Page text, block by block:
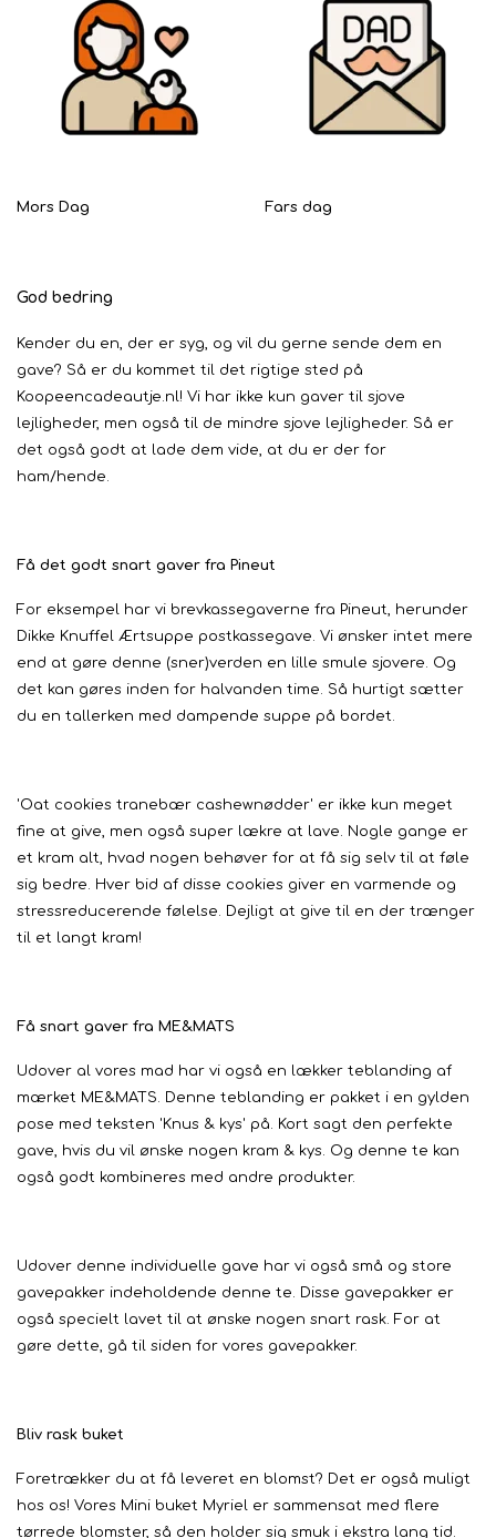
Mors Dag Fars dag
God bedring
Kender du en, der er syg, og vil du gerne sende dem en
gave? Så er du kommet til det rigtige sted på
Koopeencadeautje.nl! Vi har ikke kun gaver til sjove
lejligheder, men også til de mindre sjove lejligheder. Så er
det også godt at lade dem vide, at du er der for
ham/hende.
Få det godt snart gaver fra Pineut
For eksempel har vi brevkassegaverne fra Pineut, herunder
Dikke Knuffel Ærtsuppe postkassegave. Vi ønsker intet mere
end at gøre denne (sner)verden en lille smule sjovere. Og
det kan gøres inden for halvanden time. Så hurtigt sætter
du en tallerken med dampende suppe på bordet.
'Oat cookies tranebær cashewnødder' er ikke kun meget
fine at give, men også super lækre at lave. Nogle gange er
et kram alt, hvad nogen behøver for at få sig selv til at føle
sig bedre. Hver bid af disse cookies giver en varmende og
stressreducerende følelse. Dejligt at give til en der trænger
til et langt kram!
Få snart gaver fra ME&MATS
Udover al vores mad har vi også en lækker teblanding af
mærket ME&MATS. Denne teblanding er pakket i en gylden
pose med teksten 'Knus & kys' på. Kort sagt den perfekte
gave, hvis du vil ønske nogen kram & kys. Og denne te kan
også godt kombineres med andre produkter.
Udover denne individuelle gave har vi også små og store
gavepakker indeholdende denne te. Disse gavepakker er
også specielt lavet til at ønske nogen snart rask. For at
gøre dette, gå til siden for vores gavepakker.
Bliv rask buket
Foretrækker du at få leveret en blomst? Det er også muligt
hos os! Vores Mini buket Myriel er sammensat med flere
tørrede blomster, så den holder sig smuk i ekstra lang tid.